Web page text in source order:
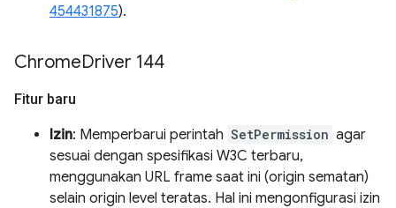
454431875).
ChromeDriver 144
Fitur baru
Izin: Memperbarui perintah SetPermission agar
sesuai dengan spesifikasi W3C terbaru,
menggunakan URL frame saat ini (origin sematan)
selain origin level teratas. Hal ini mengonfigurasi izin